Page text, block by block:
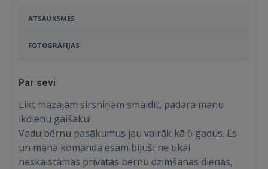
ATSAUKSMES
FOTOGRĀFIJAS
Par sevi
Likt mazajām sirsniņām smaidīt, padara manu
ikdienu gaišāku!
Vadu bērnu pasākumus jau vairāk kā 6 gadus. Es
un mana komanda esam bijuši ne tikai
neskaistāmās privātās bērnu dzimšanas dienās,